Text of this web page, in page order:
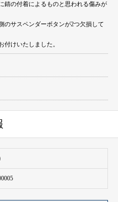
錆の付着によるものと思われる傷みが
のサスペンダーボタンが2つ欠損して
付けいたしました。